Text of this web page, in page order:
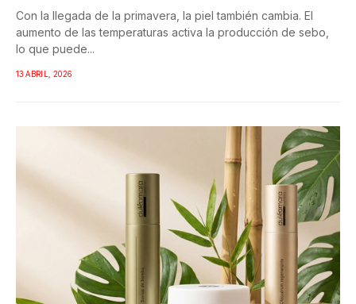
Con la llegada de la primavera, la piel también cambia. El
aumento de las temperaturas activa la producción de sebo,
lo que puede...
13 ABRIL, 2026